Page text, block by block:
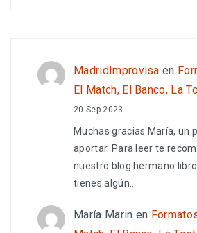
MadridImprovisa en
El Match, El Banco, La
20 Sep 2023
Muchas gracias María, un
aportar. Para leer te
nuestro blog hermano
tienes algún…
María Marin en